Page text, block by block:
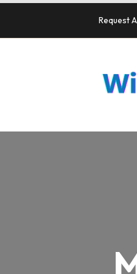
Request